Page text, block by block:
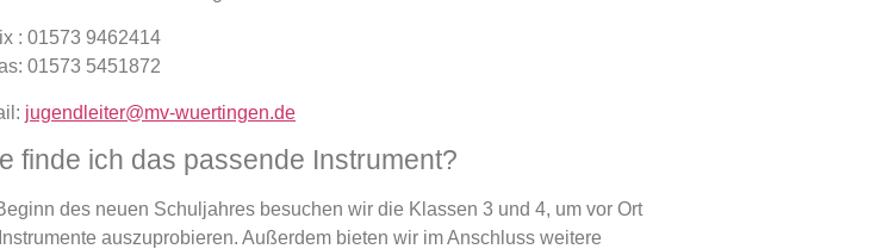
: 01573 9462414
01573 5451872
jugendleiter@mv-wuertingen.de
finde ich das passende Instrument?
des neuen Schuljahres besuchen wir die Klassen 3 und 4, um vor Ort
Instrumente auszuprobieren. Außerdem bieten wir im Anschluss weitere